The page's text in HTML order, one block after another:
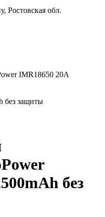
Ростовская обл.
IMR18650 20A
без защиты
без